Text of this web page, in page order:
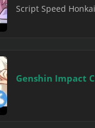
Script Speed
Genshin Impact